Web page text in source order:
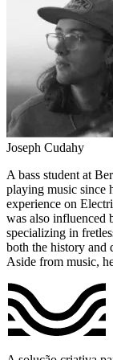
Joseph Cudahy
A bass student at
playing music since
experience on
was also influenced
specializing in
both the history and
Aside from music,